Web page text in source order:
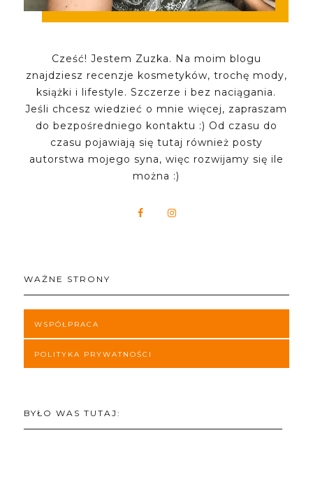
Cześć! Jestem Zuzka. Na moim blogu
znajdziesz recenzje kosmetyków, trochę mody,
książki i lifestyle. Szczerze i bez naciągania.
Jeśli chcesz wiedzieć o mnie więcej, zapraszam
do bezpośredniego kontaktu :) Od czasu do
czasu pojawiają się tutaj również posty
autorstwa mojego syna, więc rozwijamy się ile
można :)
WAŻNE STRONY
WSPÓŁPRACA
POLITYKA PRYWATNOŚCI
BYŁO WAS TUTAJ: